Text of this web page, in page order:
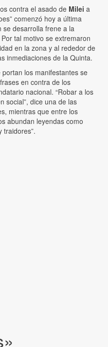
contra el asado de Milei a
comenzó hoy a última
se desarrolla frene a la
tal motivo se extremaron
en la zona y al rededor de
inmediaciones de la Quinta.
los manifestantes se
en contra de los
nacional. “Robar a los
social”, dice una de las
mientras que entre los
abundan leyendas como
traidores”.